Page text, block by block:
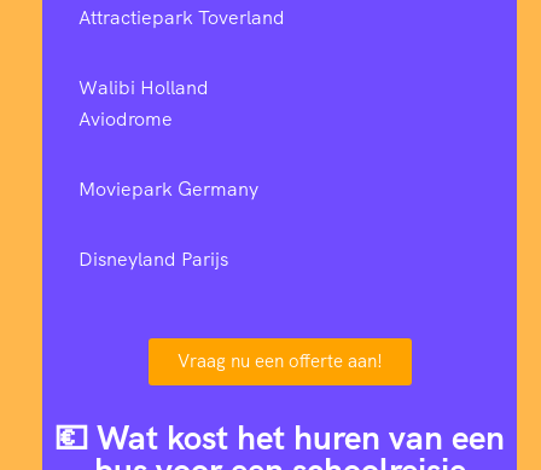
Attractiepark Toverland
Walibi Holland
Aviodrome
Moviepark Germany
Disneyland Parijs
Vraag nu een offerte aan!
💶 Wat kost het huren van een